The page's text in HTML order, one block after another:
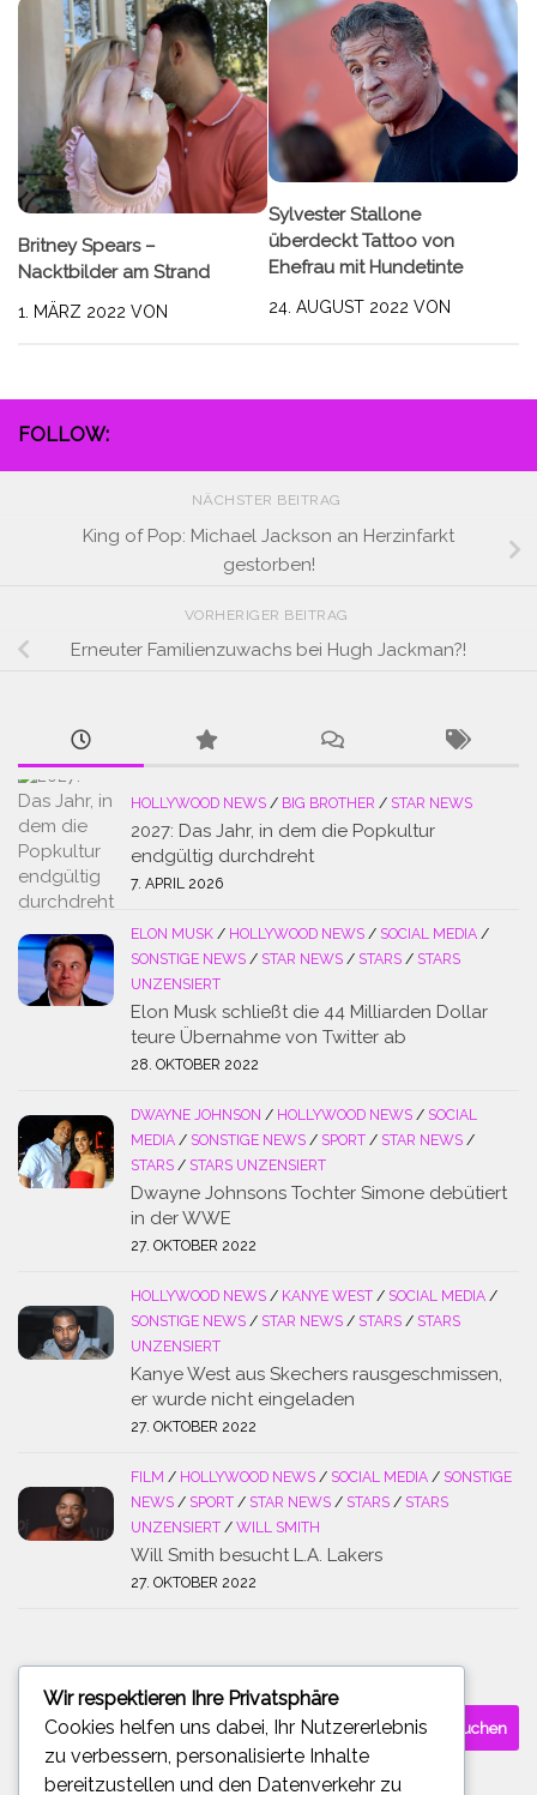
Britney Spears –
Nacktbilder am Strand
1. MÄRZ 2022 VON
Sylvester Stallone
überdeckt Tattoo von
Ehefrau mit Hundetinte
24. AUGUST 2022 VON
FOLLOW:
NÄCHSTER BEITRAG
King of Pop: Michael Jackson an Herzinfarkt
gestorben!
VORHERIGER BEITRAG
Erneuter Familienzuwachs bei Hugh Jackman?!
HOLLYWOOD NEWS / BIG BROTHER / STAR NEWS
2027: Das Jahr, in dem die Popkultur
endgültig durchdreht
7. APRIL 2026
ELON MUSK / HOLLYWOOD NEWS / SOCIAL MEDIA /
SONSTIGE NEWS / STAR NEWS / STARS / STARS
UNZENSIERT
Elon Musk schließt die 44 Milliarden Dollar
teure Übernahme von Twitter ab
28. OKTOBER 2022
DWAYNE JOHNSON / HOLLYWOOD NEWS / SOCIAL
MEDIA / SONSTIGE NEWS / SPORT / STAR NEWS /
STARS / STARS UNZENSIERT
Dwayne Johnsons Tochter Simone debütiert
in der WWE
27. OKTOBER 2022
HOLLYWOOD NEWS / KANYE WEST / SOCIAL MEDIA /
SONSTIGE NEWS / STAR NEWS / STARS / STARS
UNZENSIERT
Kanye West aus Skechers rausgeschmissen,
er wurde nicht eingeladen
27. OKTOBER 2022
FILM / HOLLYWOOD NEWS / SOCIAL MEDIA / SONSTIGE
NEWS / SPORT / STAR NEWS / STARS / STARS
UNZENSIERT / WILL SMITH
Will Smith besucht L.A. Lakers
27. OKTOBER 2022
Suchen
nach:
Wir respektieren Ihre Privatsphäre
Cookies helfen uns dabei, Ihr Nutzererlebnis
zu verbessern, personalisierte Inhalte
bereitzustellen und den Datenverkehr zu